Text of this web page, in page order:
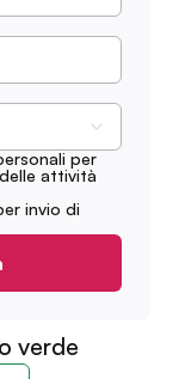
per
attività
invio di
verde